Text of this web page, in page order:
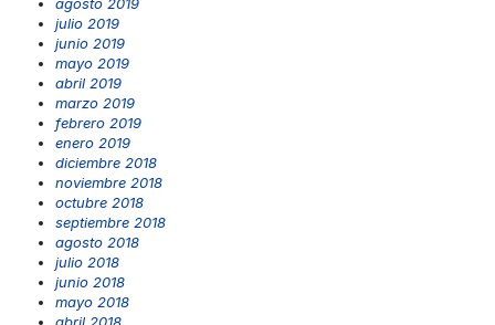
julio 2019
junio 2019
mayo 2019
abril 2019
marzo 2019
febrero 2019
enero 2019
diciembre 2018
noviembre 2018
octubre 2018
septiembre 2018
agosto 2018
julio 2018
junio 2018
mayo 2018
abril 2018